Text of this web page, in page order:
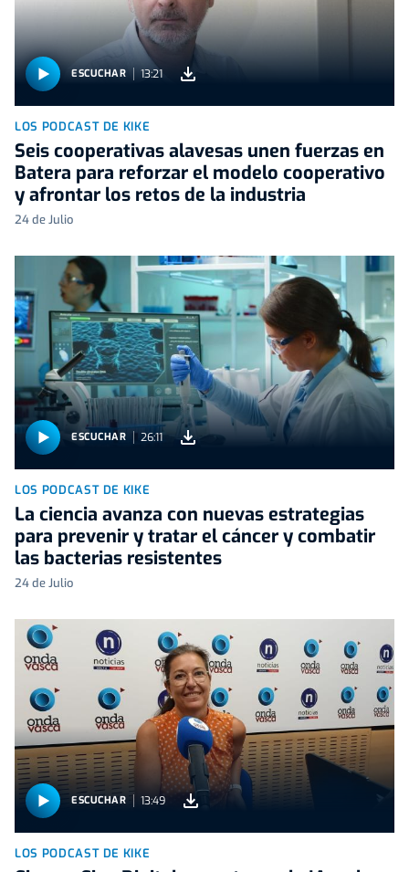
ESCUCHAR 13:21
LOS PODCAST DE KIKE
Seis cooperativas alavesas unen fuerzas en
Batera para reforzar el modelo cooperativo
y afrontar los retos de la industria
24 de Julio
ESCUCHAR 26:11
LOS PODCAST DE KIKE
La ciencia avanza con nuevas estrategias
para prevenir y tratar el cáncer y combatir
las bacterias resistentes
24 de Julio
ESCUCHAR 13:49
LOS PODCAST DE KIKE